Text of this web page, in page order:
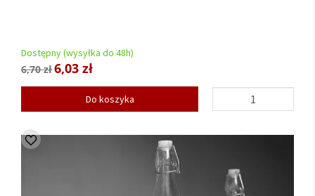
Dostępny (wysyłka do 48h)
6,70 zł6,03 zł
Do koszyka